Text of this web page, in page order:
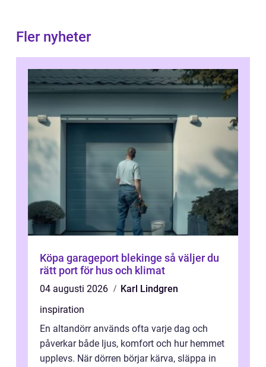
Fler nyheter
Köpa garageport blekinge så väljer du
rätt port för hus och klimat
04 augusti 2026
Karl Lindgren
inspiration
En altandörr används ofta varje dag och
påverkar både ljus, komfort och hur hemmet
upplevs. När dörren börjar kärva, släppa in